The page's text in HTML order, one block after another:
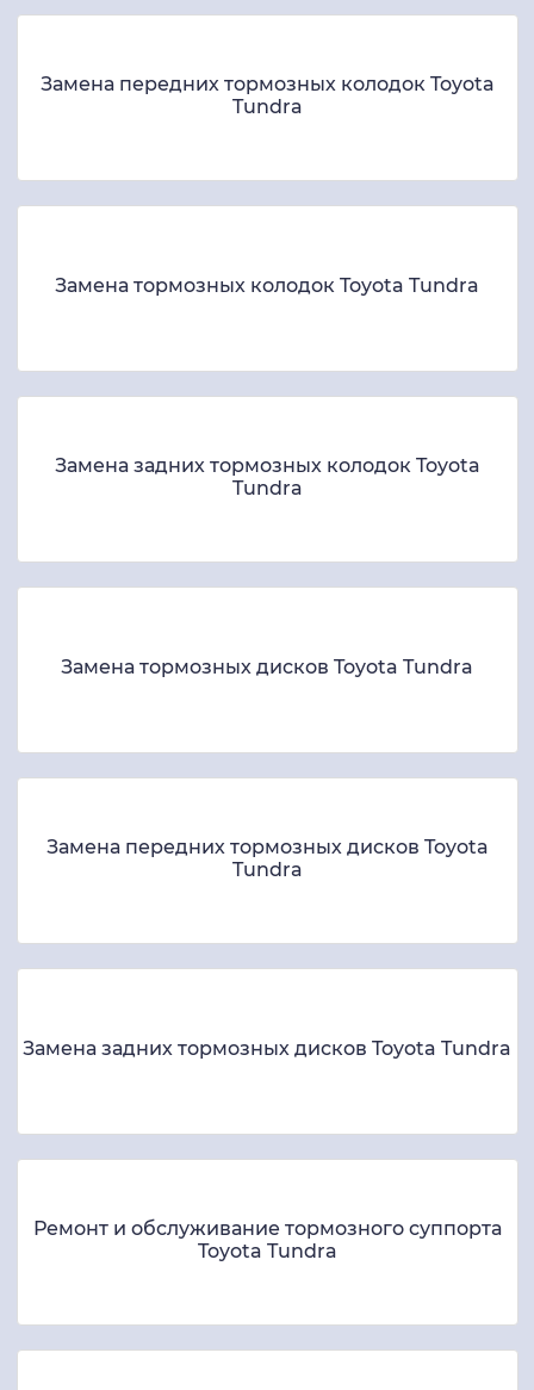
Замена передних тормозных колодок Toyota
Tundra
Замена тормозных колодок Toyota Tundra
Замена задних тормозных колодок Toyota
Tundra
Замена тормозных дисков Toyota Tundra
Замена передних тормозных дисков Toyota
Tundra
Замена задних тормозных дисков Toyota Tundra
Ремонт и обслуживание тормозного суппорта
Toyota Tundra